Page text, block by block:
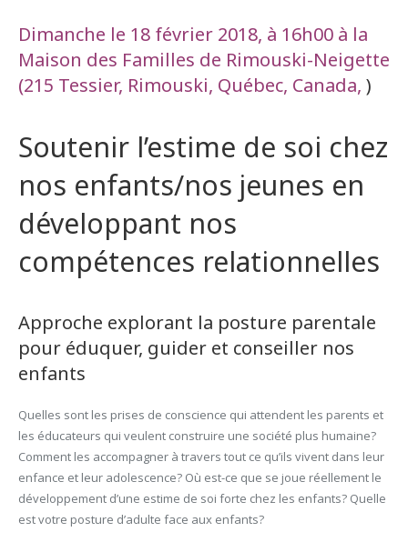
Dimanche le 18 février 2018, à 16h00 à la
Maison des Familles de Rimouski-Neigette
(215 Tessier, Rimouski, Québec, Canada, )
Soutenir l’estime de soi chez
nos enfants/nos jeunes en
développant nos
compétences relationnelles
Approche explorant la posture parentale
pour éduquer, guider et conseiller nos
enfants
Quelles sont les prises de conscience qui attendent les parents et
les éducateurs qui veulent construire une société plus humaine?
Comment les accompagner à travers tout ce qu’ils vivent dans leur
enfance et leur adolescence? Où est-ce que se joue réellement le
développement d’une estime de soi forte chez les enfants? Quelle
est votre posture d’adulte face aux enfants?